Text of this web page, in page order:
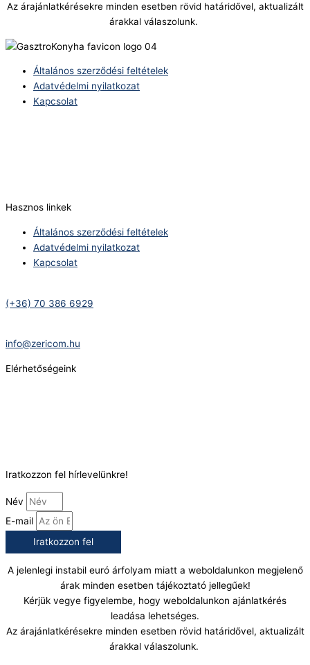
Az árajánlatkérésekre minden esetben rövid határidővel, aktualizált
árakkal válaszolunk.
Általános szerződési feltételek
Adatvédelmi nyilatkozat
Kapcsolat
Hasznos linkek
Általános szerződési feltételek
Adatvédelmi nyilatkozat
Kapcsolat
(+36) 70 386 6929
info@zericom.hu
Elérhetőségeink
Iratkozzon fel hírlevelünkre!
Név
E-mail
Iratkozzon fel
A jelenlegi instabil euró árfolyam miatt a weboldalunkon megjelenő
árak minden esetben tájékoztató jellegűek!
Kérjük vegye figyelembe, hogy weboldalunkon ajánlatkérés
leadása lehetséges.
Az árajánlatkérésekre minden esetben rövid határidővel, aktualizált
árakkal válaszolunk.